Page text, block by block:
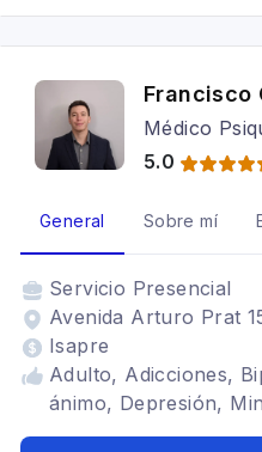
Francisco
Médico
5.0
General Sobre mí
Servicio Presencial
Avenida Arturo Prat
Isapre
Adulto, Adicciones,
ánimo, Depresión,